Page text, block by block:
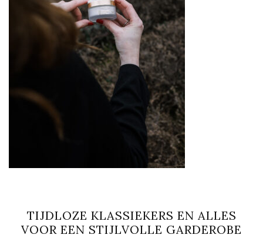
TIJDLOZE KLASSIEKERS EN ALLES
VOOR EEN STIJLVOLLE GARDEROBE